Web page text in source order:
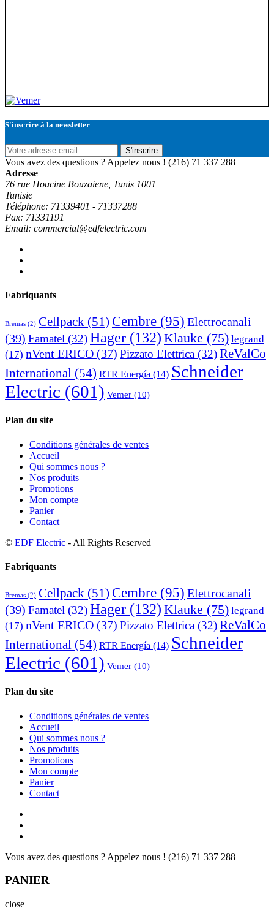
S'inscrire à la newsletter
S'inscrire
Vous avez des questions ? Appelez nous ! (216) 71 337 288
Adresse
76 rue Houcine Bouzaiene, Tunis 1001
Tunisie
Téléphone: 71339401 - 71337288
Fax: 71331191
Email: commercial@edfelectric.com
Fabriquants
Bremas (2) Cellpack (51) Cembre (95) Elettrocanali
(39) Famatel (32)Hager (132) Klauke (75) legrand
(17) nVent ERICO (37) Pizzato Elettrica (32)ReValCo
International (54) RTR Energía (14) Schneider
Electric (601) Vemer (10)
Plan du site
Conditions générales de ventes
Accueil
Qui sommes nous ?
Nos produits
Promotions
Mon compte
Panier
Contact
© EDF Electric - All Rights Reserved
Fabriquants
Bremas (2) Cellpack (51) Cembre (95) Elettrocanali
(39) Famatel (32)Hager (132) Klauke (75) legrand
(17) nVent ERICO (37) Pizzato Elettrica (32)ReValCo
International (54) RTR Energía (14) Schneider
Electric (601) Vemer (10)
Plan du site
Conditions générales de ventes
Accueil
Qui sommes nous ?
Nos produits
Promotions
Mon compte
Panier
Contact
Vous avez des questions ? Appelez nous ! (216) 71 337 288
PANIER
close